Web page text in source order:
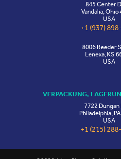
845 Center
Vandalia, Ohio
USA
+1 (937)
8006 Reeder
Lenexa, KS
USA
VERPACKUNG,
7722 Dungan
Philadelphia,
USA
+1 (215)